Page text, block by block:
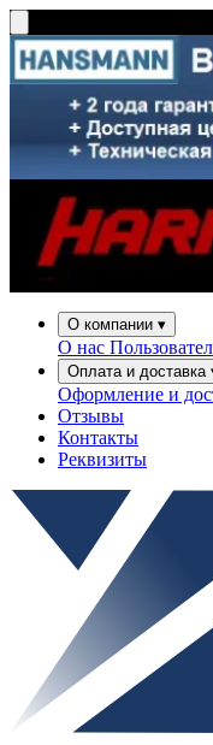
О компании ▾
О нас
Оплата и доставка
Оформление и
Отзывы
Контакты
Реквизиты